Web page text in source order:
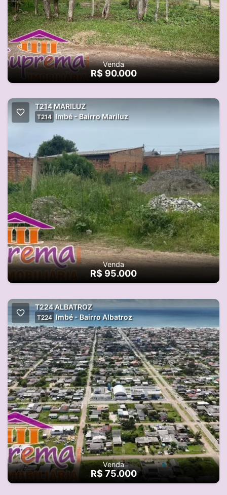
Venda
R$ 90.000
T214 MARILUZ
T214 Imbé - Bairro Mariluz
Venda
R$ 95.000
T224 ALBATROZ
T224 Imbé - Bairro Albatroz
Venda
R$ 75.000